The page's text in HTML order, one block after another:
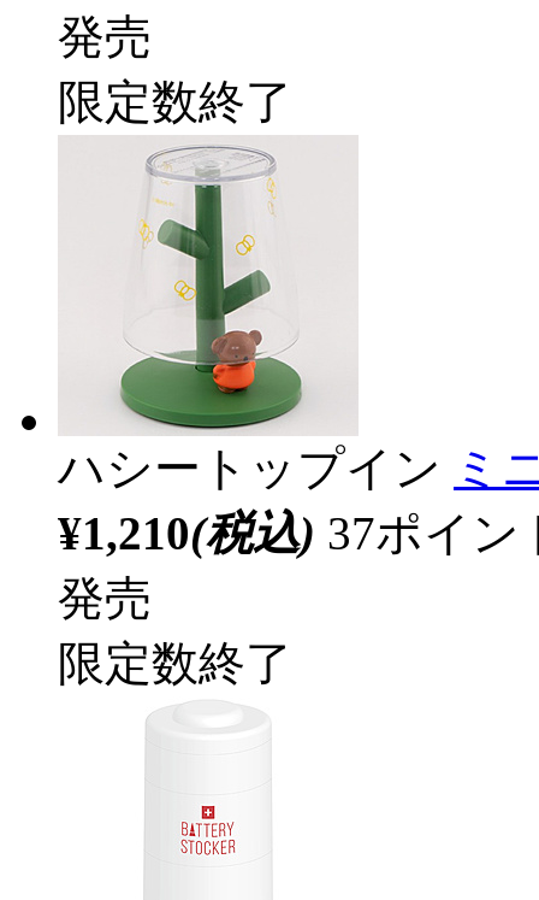
発売
限定数終了
ハシートップイン ミ
¥1,210(税込) 37ポイ
発売
限定数終了